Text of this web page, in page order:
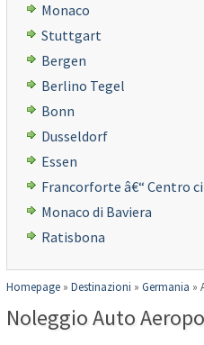
Monaco
Stuttgart
Bergen
Berlino Tegel
Bonn
Dusseldorf
Essen
Francorforte â€“ Centro
Monaco di Baviera
Ratisbona
Homepage » Destinazioni » Germania »
Noleggio Auto